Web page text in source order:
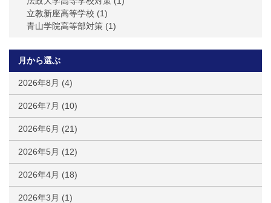
立教新座高等学校 (1)
青山学院高等部対策 (1)
月から選ぶ
2026年8月 (4)
2026年7月 (10)
2026年6月 (21)
2026年5月 (12)
2026年4月 (18)
2026年3月 (1)